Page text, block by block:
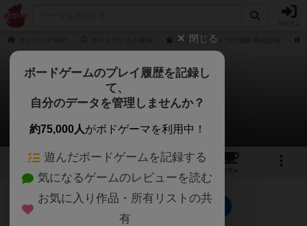
ナゼカヨメチャウの通販/商品詳細
ナゼカヨメチャウ
0件のルール/インスト
2 2
カフェ
ナゼカヨメチャウのトップに戻る
閉じる
ボードゲームのプレイ履歴を記録し
て、
自分のデータを管理しませんか？
約75,000人がボドゲーマを利用中！
遊んだボードゲームを記録する
気になるゲームのレビューを読む
お気に入り作品・所有リストの共
有